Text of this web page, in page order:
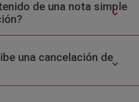
de una nota simple
una cancelación de